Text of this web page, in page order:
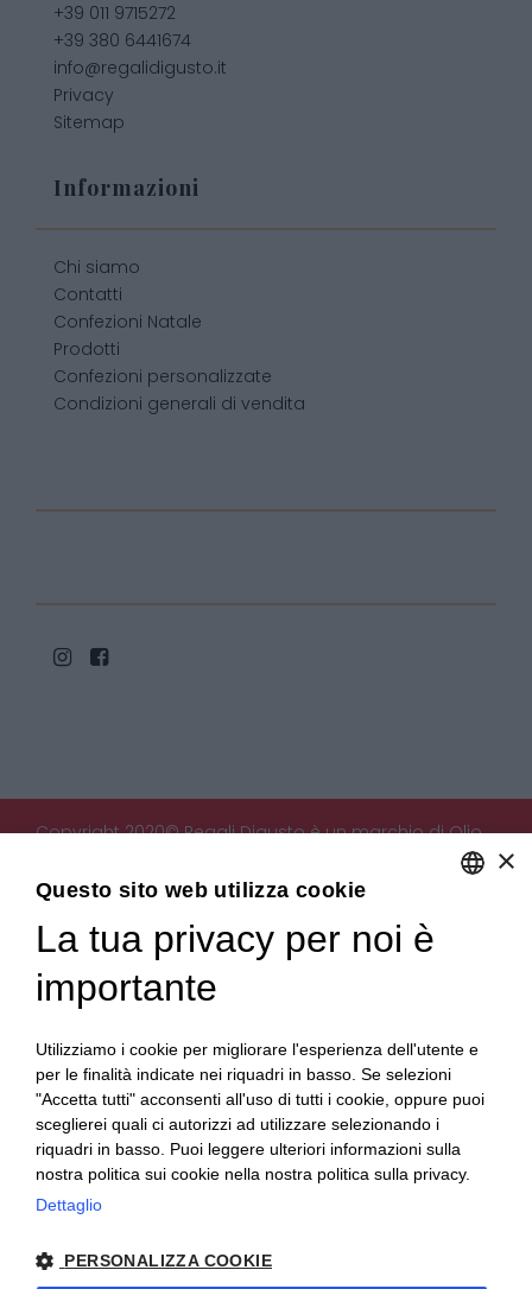
+39 011 9715272
+39 380 6441674
info@regalidigusto.it
Privacy
Sitemap
Informazioni
Chi siamo
Contatti
Confezioni Natale
Prodotti
Confezioni personalizzate
Condizioni generali di vendita
Copyright 2020© Regali Digusto è un marchio di Olio
Becchis di Becchis Danilo - Via Sommariva, 31/2/B -
10022 Carmagnola (TO) - PIVA 07980320019
×
Questo sito web utilizza cookie
La tua privacy per noi è
importante
Utilizziamo i cookie per migliorare l'esperienza dell'utente e
per le finalità indicate nei riquadri in basso. Se selezioni
"Accetta tutti" acconsenti all'uso di tutti i cookie, oppure puoi
sceglierei quali ci autorizzi ad utilizzare selezionando i
riquadri in basso. Puoi leggere ulteriori informazioni sulla
nostra politica sui cookie nella nostra politica sulla privacy.
Dettaglio
PERSONALIZZA COOKIE